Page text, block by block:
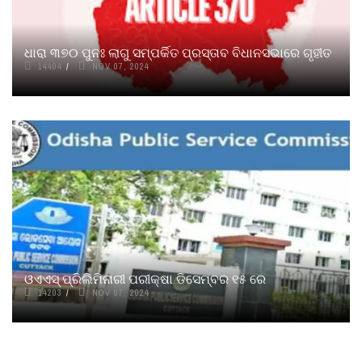
ଧାରା ୩୭୦ ପୁନଃ ଲାଗୁ ସମ୍ପର୍କିତ ପ୍ରସ୍ତାବ ବିଧାନସଭାରେ ଗୃହୀତ
14404 NOV 07, 2024
ଓଏଏସ୍ ପ୍ରିଲିମିନାରୀ ପରୀକ୍ଷା ଡିସେମ୍ବର ୧୫ ରେ
14203 NOV 07, 2024